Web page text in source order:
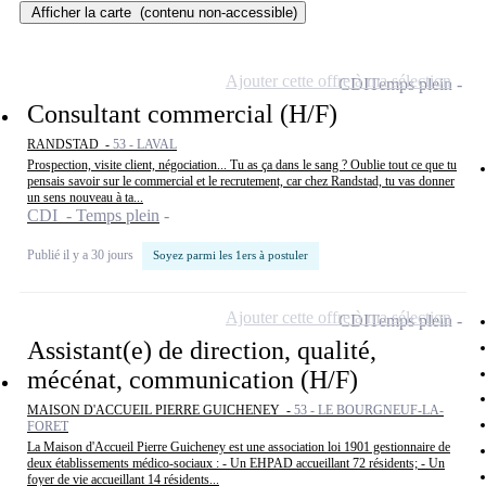
Afficher la carte (contenu non-accessible)
Consultant commercial (H/F)
RANDSTAD - 53 - LAVAL
Prospection, visite client, négociation... Tu as ça dans le sang ? Oublie tout ce que tu
pensais savoir sur le commercial et le recrutement, car chez Randstad, tu vas donner
un sens nouveau à ta...
CDI - Temps plein
Publié il y a 30 jours Soyez parmi les 1ers à postuler
CDITemps plein
Ajouter cette offre à ma sélection
Assistant(e) de direction, qualité,
mécénat, communication (H/F)
MAISON D'ACCUEIL PIERRE GUICHENEY - 53 - LE BOURGNEUF-LA-
FORET
La Maison d'Accueil Pierre Guicheney est une association loi 1901 gestionnaire de
deux établissements médico-sociaux : - Un EHPAD accueillant 72 résidents; - Un
foyer de vie accueillant 14 résidents...
CDITemps plein
Ajouter cette offre à ma sélection